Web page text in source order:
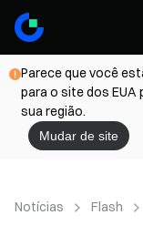
Parece que você
para o site dos
sua região.
Mudar de site
Notícias Flash